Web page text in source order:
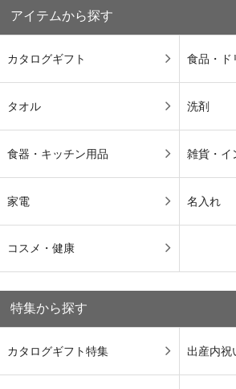
アイテムから探す
カタログギフト 食品・ド
タオル 洗剤
食器・キッチン用品 雑貨・イ
家電 名入れ
コスメ・健康
特集から探す
カタログギフト特集 出産内祝